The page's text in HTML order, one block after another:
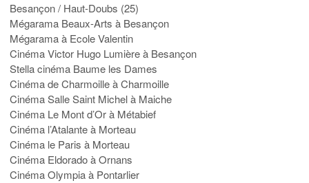
Besançon / Haut-Doubs (25)
Mégarama Beaux-Arts à Besançon
Mégarama à Ecole Valentin
Cinéma Victor Hugo Lumière à Besançon
Stella cinéma Baume les Dames
Cinéma de Charmoille à Charmoille
Cinéma Salle Saint Michel à Maiche
Cinéma Le Mont d’Or à Métabief
Cinéma l’Atalante à Morteau
Cinéma le Paris à Morteau
Cinéma Eldorado à Ornans
Cinéma Olympia à Pontarlier